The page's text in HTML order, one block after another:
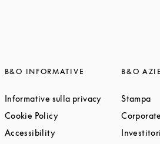
Tab
B&O INFORMATIVE
Informative sulla privacyLink Opens in
Cookie PolicyLink Opens in New Tab
AccessibilityLink Opens in New Tab
B&O
Stampa
Corporate
Investitori